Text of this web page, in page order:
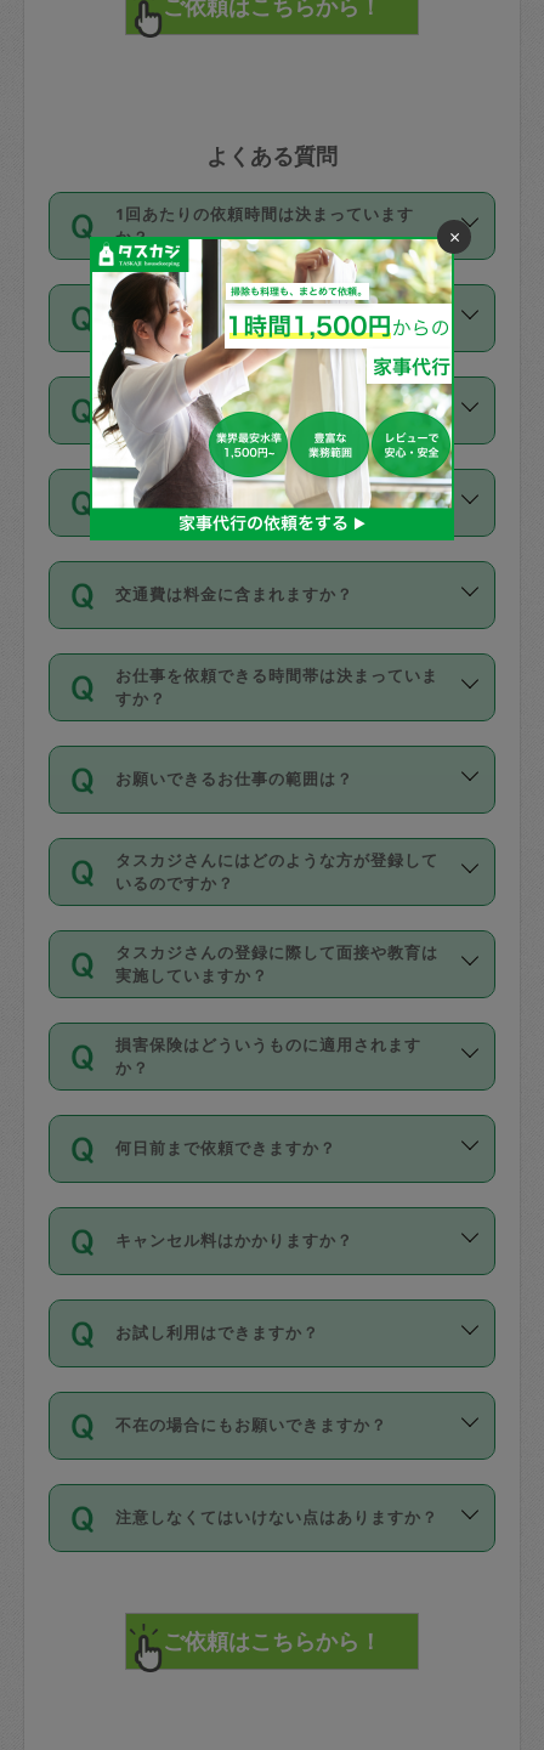
よくある質問
1回あたりの依頼時間は決まっています
か？
依頼1回につき3時間固定です。3時間を
超えて依頼したい場合は、延長機能をご
利用ください。機能をご利用いただくに
は、タスカジさんに事前に相談し、合意
の上事前申請することが必要です。な
お、3時間を下回っても、値引き等はござ
いません。
価格はどうやって決まっていますか？
11種類の価格帯の中からタスカジさん自
身が価格を選んで設定しています。
タスカジさんの価格設定には最初は制限
があり、レビュー件数、レビューの平均
値、などで除々に設定可能な最高額が上
がっていく仕組みになっています。
支払い方法を教えてください
お支払方法はクレジットカード（Visa／
Master／JCB／AMERICAN EXPRESS／
Diners Club）のみとなります。
を行う際にご入力ください。プロフィー
ル登録時にはご入力いただかなくても大
丈夫です。
デビットカード・プリペイドカード（Vプ
リカ、au WALLETなど）は支払にはご利
銀行振込や現金払いも対応していませ
なお、タスカジさんの交通費も、依頼料
金のご請求と合わせてお支払いとなりま
動計算で表示されます。
同じタスカジさんに定期的にお願いする場
合はお得になる？
依頼には「スポット」と「定期（毎週｜
隔週）」があり、「定期」の依頼は「ス
ポット」よりお得な料金でご利用できま
す。
定期の最低利用回数は設けていない代わ
りに、一定数を超えたキャンセルは有償
（例：毎週定期の場合は３回以上のキャ
ンセルが有償（1200円、隔週定期の場合
は２回以上のキャンセルが有償（1200
交通費は料金に含まれますか？
交通費は依頼料金とは別途発生し、依頼
料金のご請求と合わせてお支払いとなり
ます。交通費の金額は「依頼の詳細」に
お仕事を依頼できる時間帯は決まっていま
すか？
時間帯は3種類あります。いずれも１回あ
たり３時間です。
・ＡＭ ９時～１２時
・ＰＭ １３時～１６時
・夜 １８時～２１時
開始時間を２時間前後変更することが可
能です。依頼送信後、個別にタスカジさ
んにメッセージを送り調整してくださ
い。ただし、２時間を越えての調整はで
時間も被らない場合、損害保険の対象外
お願いできるお仕事の範囲は？
掃除、整理収納、洗濯、買い物、料理、
作り置きです。タスカジさんによってで
きる仕事の範囲が異なりますので、依頼
する前にタスカジさんのプロフィールで
確認してください。
基本的に、高所での作業や危険作業、屋
外での作業は対象外です。
タスカジさんにはどのような方が登録して
いるのですか？
主婦として長年の家事経験をお持ちの
方、栄養士・調理師といった資格者で保
育園や学校の給食やレストランで料理関
係の専門職に従事されていた方、日本で
すでにハウスキーパーや英語の先生とし
てお仕事をしているフィリピン出身の
社員など様々なバックグラウンドの方が
登録しています。
日本語も話せる方など様々です。
ールに記載していますので、各自の得意
を依頼してください。
タスカジさんの登録に際して面接や教育は
実施していますか？
応募の際に、各自事務局との面接と説明
を行っています。その後、身分証明書の
写真提出をしていただいています。外国
確認しています。タスカジさんトレーニ
ング動画を使ったセルフトレーニングの
現場トライアルを受け、合格したタスカ
ジさんが活動されています。
※テストセンターの講評は１件目のレビュ
参考
【詳細】タスカジさんの登録に際
損害保険はどういうものに適用されます
か？
依頼者とタスカジさんとの間でタスカジ
を通して成立した作業時間内での作業に
適用されます。作業範囲は、掃除、洗
です。作業中に物を壊したり、人にけが
をさせたりした場合が対象で、補償金額
す。
写真を撮り、
詳細FAQ：
損害賠償保険について教えて
何日前まで依頼できますか？
ご依頼は、現在を起点に3日後（72時間
以降）の日時から受付可能となっていま
す。
タスカジさんへ「募集」をかけることが
可能です。
キャンセル料はかかりますか？
キャンセル料には、以下の2種類がありま
す。
1. 直前キャンセル（定期、スポット契約
共通）
72時間を超える※と、以下のキャンセル
料が発生します。
直前キャンセル料：
72時間前〜24時間前＝依頼料金の50%
お試し利用はできますか？
「お試し利用」というメニューはありま
せんが、「一回のみ」依頼を活用するこ
とによって、気に入ったタスカジさんを
まず、条件の合う気になるタスカジさ
みてください。
その後、一番気に入ったタスカジさんに
不在の場合にもお願いできますか？
不在の場合の作業はタスカジさんの同意
が必要です。数回の依頼ののち、タスカ
ジさんと依頼者の間で十分な信頼関係が
てください。
不在時に部屋に入るためにタスカジさん
注意しなくてはいけない点はありますか？
で、必ず鍵のかかるロッカーや金庫に入
れて依頼者の責任の元管理するよう心掛
けてください。
×